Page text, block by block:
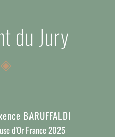
du Jury
BARUFFALDI
d'Or France 2025